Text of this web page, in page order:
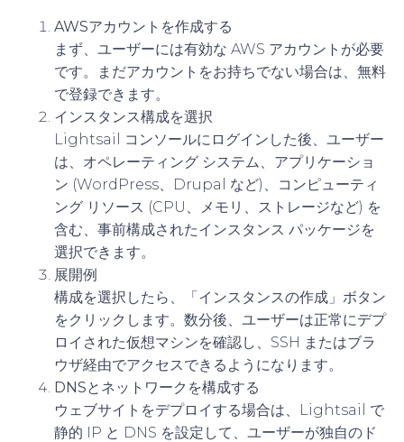
AWSアカウントを作成する
まず、ユーザーには有効な AWS アカウントが必要
です。まだアカウントをお持ちでない場合は、無料
で登録できます。
インスタンス構成を選択
Lightsail コンソールにログインした後、ユーザー
は、オペレーティング システム、アプリケーショ
ン (WordPress、Drupal など)、コンピューティ
ング リソース (CPU、メモリ、ストレージなど) を
含む、事前構成されたインスタンス パッケージを
選択できます。
展開例
構成を選択したら、「インスタンスの作成」ボタン
をクリックします。数分後、ユーザーは正常にデプ
ロイされた仮想マシンを確認し、SSH またはブラ
ウザ経由でアクセスできるようになります。
DNSとネットワークを構成する
ウェブサイトをデプロイする場合は、Lightsail で
静的 IP と DNS を設定して、ユーザーが独自のド